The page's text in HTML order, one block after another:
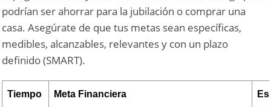
podrían ser ahorrar para la jubilación o comprar una
casa. Asegúrate de que tus metas sean específicas,
medibles, alcanzables, relevantes y con un plazo
definido (SMART).
Tiempo Meta Financiera